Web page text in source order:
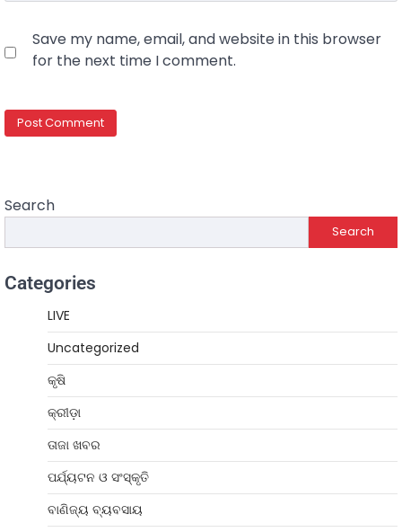
Save my name, email, and website in this browser
for the next time I comment.
Search
Search
Categories
LIVE
Uncategorized
କୃଷି
କ୍ରୀଡ଼ା
ତାଜା ଖବର
ପର୍ଯ୍ୟଟନ ଓ ସଂସ୍କୃତି
ବାଣିଜ୍ୟ ବ୍ୟବସାୟ